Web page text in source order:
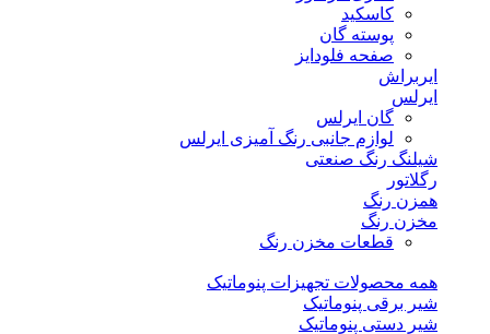
کاسکید
پوسته گان
صفحه فلودایز
ایربراش
ایرلس
گان ایرلس
لوازم جانبی رنگ آمیزی ایرلس
شیلنگ رنگ صنعتی
رگلاتور
همزن رنگ
مخزن رنگ
قطعات مخزن رنگ
همه محصولات تجهیزات پنوماتیک
شیر برقی پنوماتیک
شیر دستی پنوماتیک